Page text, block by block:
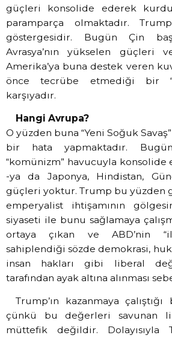
güçleri konsolide ederek
paramparça olmaktadır.
göstergesidir. Bugün Çin
Avrasya’nın yükselen güçleri
Amerika’ya buna destek veren
önce tecrübe etmediği bir
karşıyadır.
Hangi Avrupa?
O yüzden buna “Yeni Soğuk
bir hata yapmaktadır.
“komünizm” havucuyla
-ya da Japonya, Hindistan,
güçleri yoktur. Trump bu yüzden
emperyalist ihtişamının
siyaseti ile bunu sağlamaya
ortaya çıkan ve ABD’nin
sahiplendiği sözde demokrasi,
insan hakları gibi liberal
tarafından ayak altına alınması
Trump’ın kazanmaya
çünkü bu değerleri savunan
müttefik değildir. Dolayısıyla